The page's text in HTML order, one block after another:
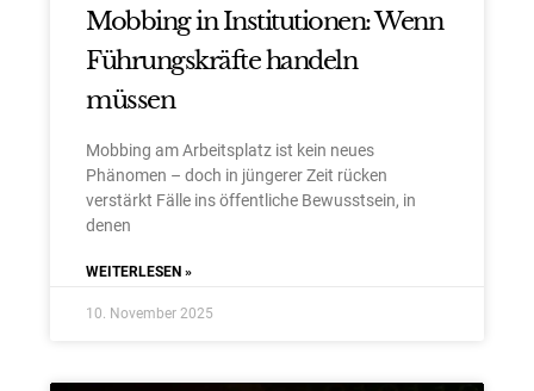
Mobbing in Institutionen: Wenn
Führungskräfte handeln
müssen
Mobbing am Arbeitsplatz ist kein neues
Phänomen – doch in jüngerer Zeit rücken
verstärkt Fälle ins öffentliche Bewusstsein, in
denen
WEITERLESEN »
10. November 2025